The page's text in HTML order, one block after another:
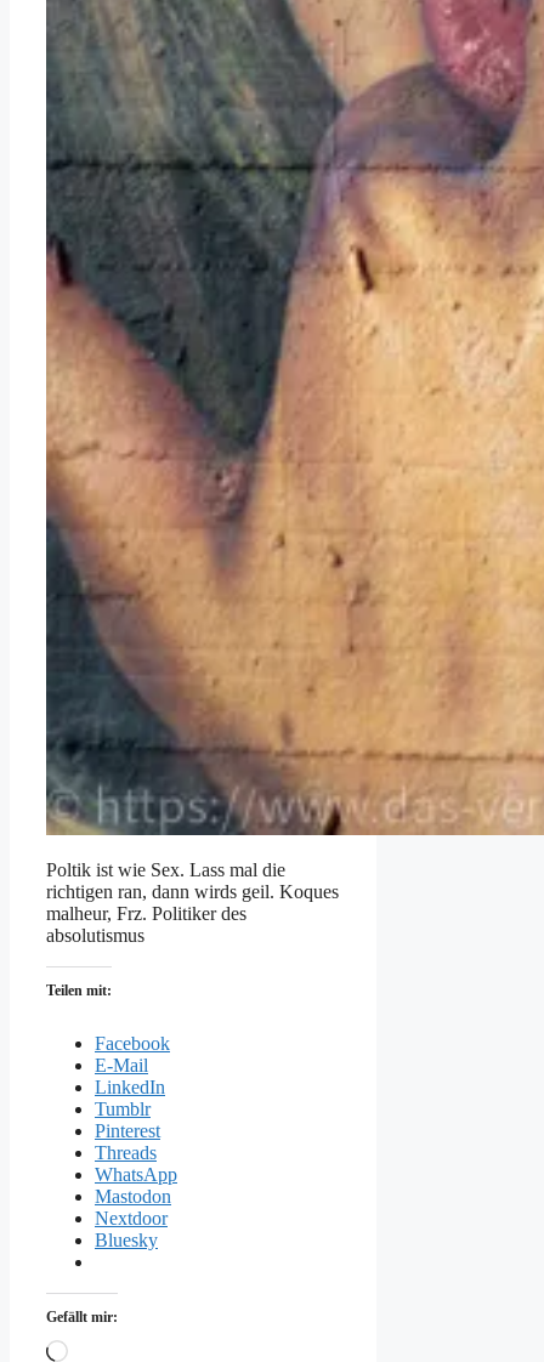
Poltik ist wie Sex. Lass mal die
richtigen ran, dann wirds geil. Koques
malheur, Frz. Politiker des
absolutismus
Teilen mit:
Facebook
E-Mail
LinkedIn
Tumblr
Pinterest
Threads
WhatsApp
Mastodon
Nextdoor
Bluesky
Gefällt mir:
Wird